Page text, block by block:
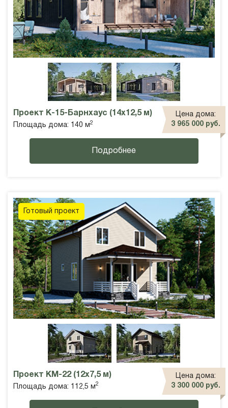
Проект К-15-Барнхаус (14х12,5 м)
Площадь дома: 140 м2
Цена дома:
3 965 000 руб.
Подробнее
Готовый проект
Проект КМ-22 (12х7,5 м)
Площадь дома: 112,5 м2
Цена дома:
3 300 000 руб.